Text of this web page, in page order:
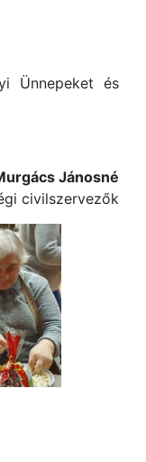
Ünnepeket és
Jánosné
civilszervezők